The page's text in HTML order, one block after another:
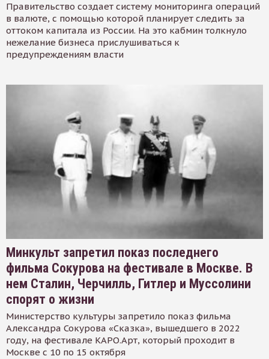
Правительство создает систему мониторинга операций
в валюте, с помощью которой планирует следить за
оттоком капитала из России. На это кабмин толкнуло
нежелание бизнеса прислушиваться к
предупреждениям власти
Минкульт запретил показ последнего
фильма Сокурова на фестивале в Москве. В
нем Сталин, Черчилль, Гитлер и Муссолини
спорят о жизни
Министерство культуры запретило показ фильма
Александра Сокурова «Сказка», вышедшего в 2022
году, на фестивале КАРО.Арт, который проходит в
Москве с 10 по 15 октября